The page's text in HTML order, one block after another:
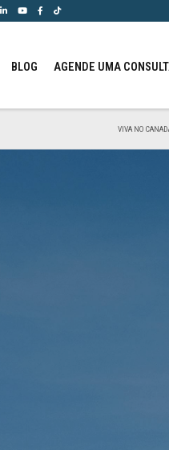
BLOG AGENDE UMA
VIVA NO